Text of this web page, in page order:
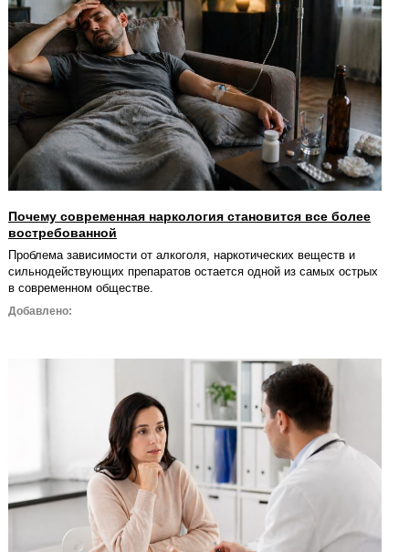
Почему современная наркология становится все более
востребованной
Проблема зависимости от алкоголя, наркотических веществ и
сильнодействующих препаратов остается одной из самых острых
в современном обществе.
Добавлено: